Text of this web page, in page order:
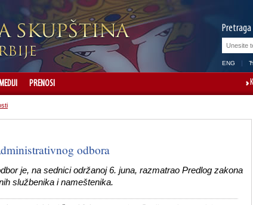
ENG
MEDIJI PRENOSI
odbora
je, na sednici održanoj 6. juna, razmatrao Predlog zakona
službenika i nameštenika.